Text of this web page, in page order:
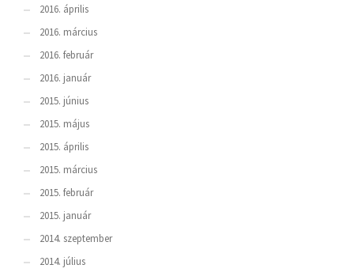
2016. április
2016. március
2016. február
2016. január
2015. június
2015. május
2015. április
2015. március
2015. február
2015. január
2014. szeptember
2014. július